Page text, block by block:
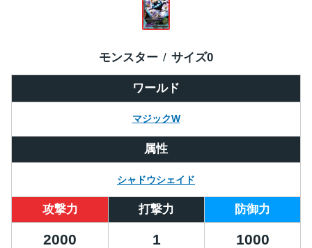
ワールド
マジックW
モンスター サイズ0
属性
シャドウシェイド
攻撃力 打撃力 防御力
2000 1 1000